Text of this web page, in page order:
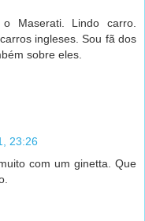
Maserati. Lindo carro.
ingleses. Sou fã dos
sobre eles.
23:26
com um ginetta. Que